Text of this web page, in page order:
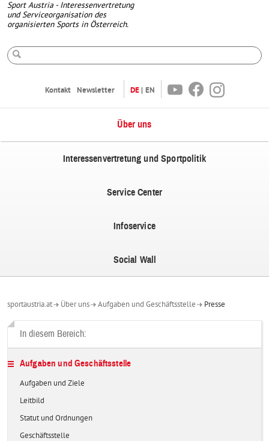
Sport Austria - Interessenvertretung
und Serviceorganisation des
organisierten Sports in Österreich.
Kontakt Newsletter DE EN YoutubeFacebookInstagram
Über uns
Interessenvertretung und Sportpolitik
Service Center
Infoservice
Social Wall
sportaustria.at Über uns Aufgaben und Geschäftsstelle Presse
In diesem Bereich:
Aufgaben und Geschäftsstelle
Aufgaben und Ziele
Leitbild
Statut und Ordnungen
Geschäftsstelle